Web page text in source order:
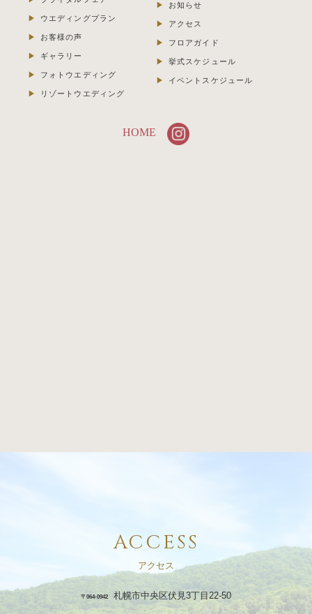
ウエディングプラン
お客様の声
ギャラリー
フォトウエディング
リゾートウエディング
お知らせ
アクセス
フロアガイド
挙式スケジュール
イベントスケジュール
HOME
ACCESS
アクセス
〒064-0942 札幌市中央区伏見3丁目22-50